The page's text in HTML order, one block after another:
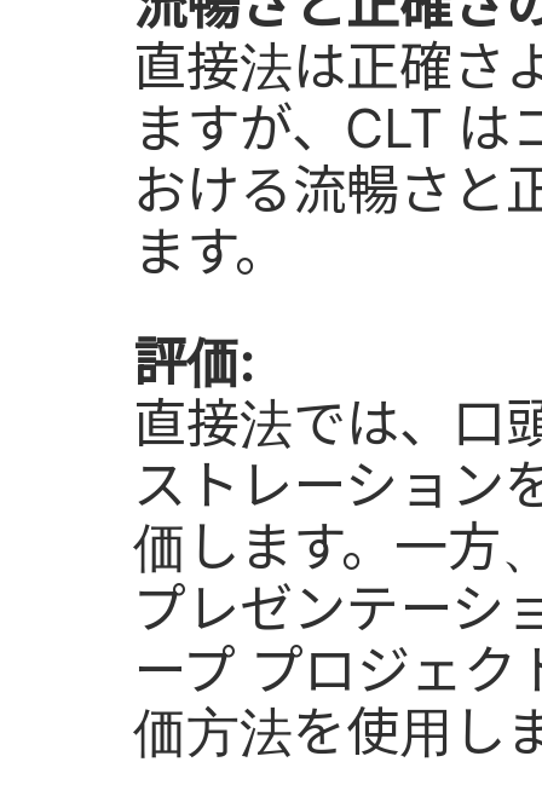
直接法は正確さ
ますが、CLT は
おける流暢さと
ます。
評価:
直接法では、口
ストレーション
価します。一方
プレゼンテーシ
ープ プロジェ
価方法を使用し